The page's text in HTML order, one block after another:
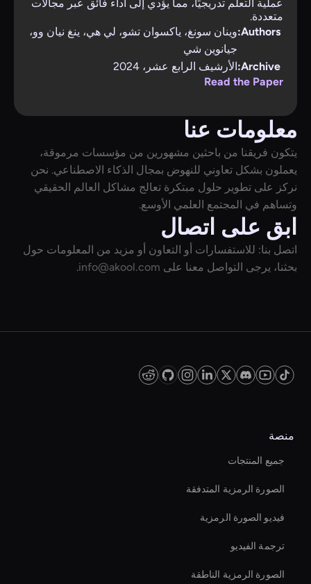
عملية التعلم تدريجيًا، مما يؤدي إلى أداء فائق عبر مجالات
متعددة.
Authors: وينان سونغ، ياكسوان تشو، لي هي، ينغ نيان وو،
جيانوين شي
Archive: الأرشيف الرابع عشر، 2024
Read the Paper
معلومات عنا
يتكون فريقنا من باحثين مشهورين من مؤسسات مرموقة،
يعملون بشكل تعاوني للنهوض بمجال الذكاء الاصطناعي. نحن
نركز على تطوير حلول مبتكرة تعالج مشاكل العالم الحقيقي
وتساهم في المجتمع العلمي الأوسع.
ابق على اتصال
اتصل بنا: للاستفسارات أو التعاون أو مزيد من المعلومات حول
بحثنا، يرجى التواصل معنا على info@akool.com
.
منصة
جميع المنتجات
الصورة الرمزية المتدفقة
فيديو الصورة الرمزية
ترجمة الفيديو
الصورة الرمزية الناطقة